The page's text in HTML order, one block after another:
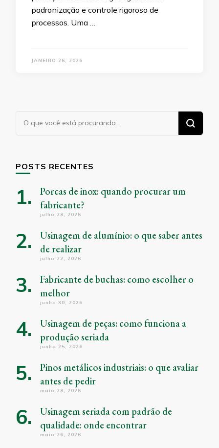
padronização e controle rigoroso de
processos. Uma …
JANEIRO 26, 2026
Procurando
algo?
POSTS RECENTES
Porcas de inox: quando procurar um
fabricante?
julho 28, 2026
Usinagem de alumínio: o que saber antes
de realizar
julho 22, 2026
Fabricante de buchas: como escolher o
melhor
junho 30, 2026
Usinagem de peças: como funciona a
produção seriada
junho 25, 2026
Pinos metálicos industriais: o que avaliar
antes de pedir
maio 28, 2026
Usinagem seriada com padrão de
qualidade: onde encontrar
maio 26, 2026